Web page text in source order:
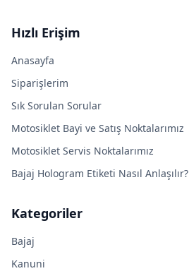
Hızlı Erişim
Anasayfa
Siparişlerim
Sık Sorulan Sorular
Motosiklet Bayi ve Satış Noktalarımız
Motosiklet Servis Noktalarımız
Bajaj Hologram Etiketi Nasıl Anlaşılır?
Kategoriler
Bajaj
Kanuni